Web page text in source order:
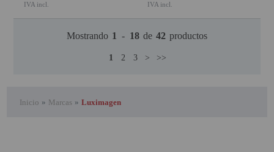
IVA incl. IVA incl.
Mostrando 1 - 18 de 42 productos
1 2 3 > >>
Inicio » Marcas » Luximagen